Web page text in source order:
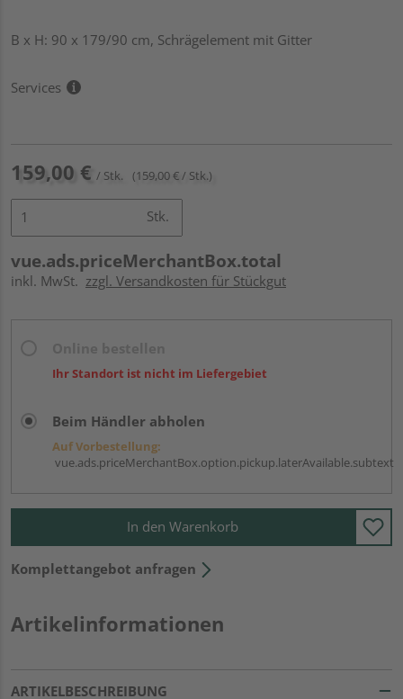
B x H: 90 x 179/90 cm, Schrägelement mit Gitter
Services
159,00 € / Stk. (159,00 € / Stk.)
Stk.
vue.ads.priceMerchantBox.total
inkl. MwSt. zzgl. Versandkosten für Stückgut
Ihr Standort ist nicht im Liefergebiet
Beim Händler abholen
Auf Vorbestellung:
vue.ads.priceMerchantBox.option.pickup.laterAvailable.subtext
In den Warenkorb
Komplettangebot anfragen
Artikelinformationen
ARTIKELBESCHREIBUNG